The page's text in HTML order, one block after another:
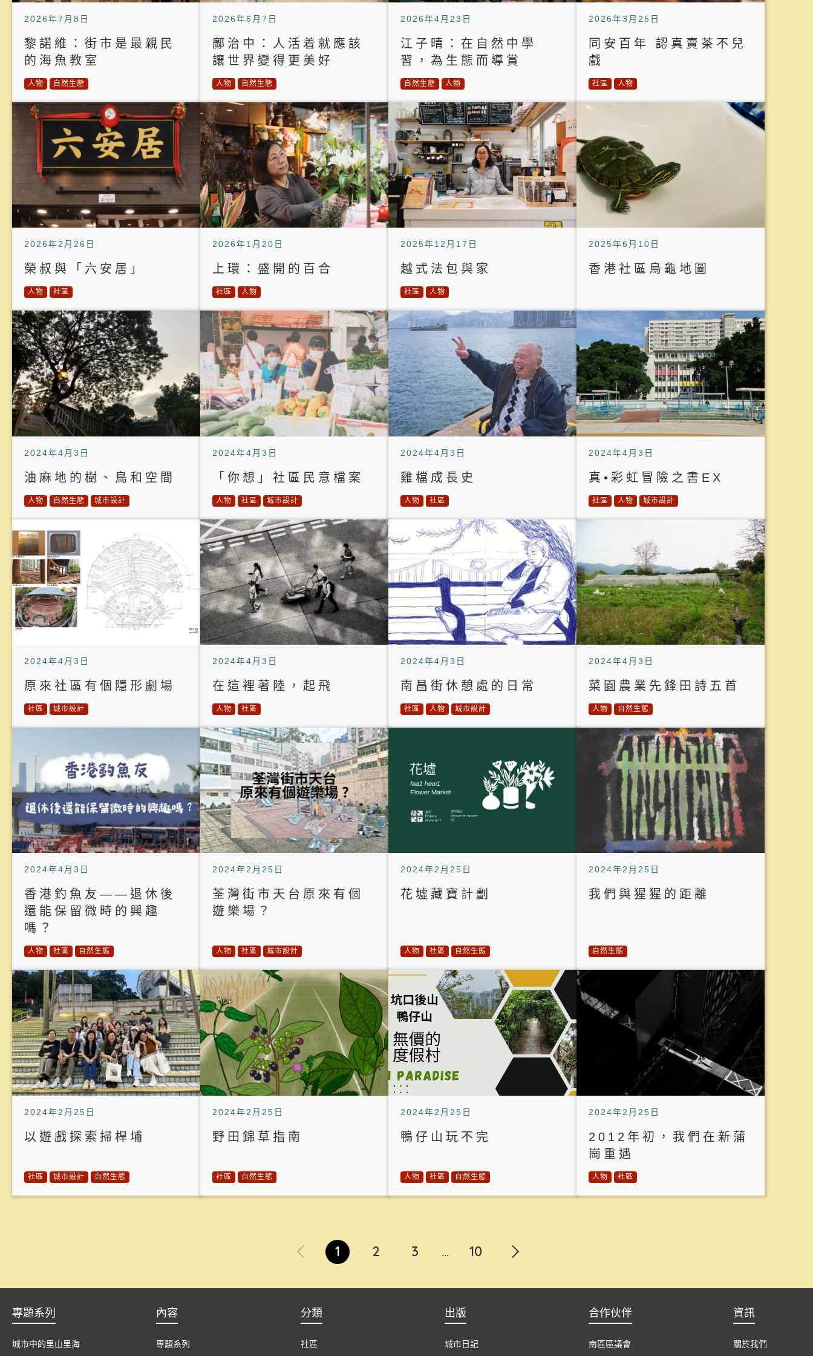
2026年7月8日
黎諾維：街市是最親民
的海魚教室
人物 自然生態
2026年6月7日
鄺治中：人活着就應該
讓世界變得更美好
人物 自然生態
2026年4月23日
江子晴：在自然中學
習，為生態而導賞
自然生態 人物
2026年3月25日
同安百年 認真賣茶不兒
戲
社區 人物
2026年2月26日
榮叔與「六安居」
人物 社區
2026年1月20日
上環：盛開的百合
社區 人物
2025年12月17日
越式法包與家
社區 人物
2025年6月10日
香港社區烏龜地圖
2024年4月3日
油麻地的樹、鳥和空間
人物 自然生態 城市設計
2024年4月3日
「你想」社區民意檔案
人物 社區 城市設計
2024年4月3日
雞檔成長史
人物 社區
2024年4月3日
真•彩虹冒險之書EX
社區 人物 城市設計
2024年4月3日
原來社區有個隱形劇場
社區 城市設計
2024年4月3日
在這裡著陸，起飛
人物 社區
2024年4月3日
南昌街休憩處的日常
社區 人物 城市設計
2024年4月3日
菜園農業先鋒田詩五首
人物 自然生態
2024年4月3日
香港釣魚友——退休後
還能保留微時的興趣
嗎？
人物 社區 自然生態
2024年2月25日
荃灣街市天台原來有個
遊樂場？
人物 社區 城市設計
2024年2月25日
花墟藏寶計劃
人物 社區 自然生態
2024年2月25日
我們與猩猩的距離
自然生態
2024年2月25日
以遊戲探索掃桿埔
社區 城市設計 自然生態
2024年2月25日
野田錦草指南
社區 自然生態
2024年2月25日
鴨仔山玩不完
人物 社區 自然生態
2024年2月25日
2012年初，我們在新蒲
崗重遇
人物 社區
1 2 3 ... 10
專題系列
城市中的里山里海
內容
專題系列
分類
社區
出版
城市日記
合作伙伴
南區區議會
資訊
關於我們